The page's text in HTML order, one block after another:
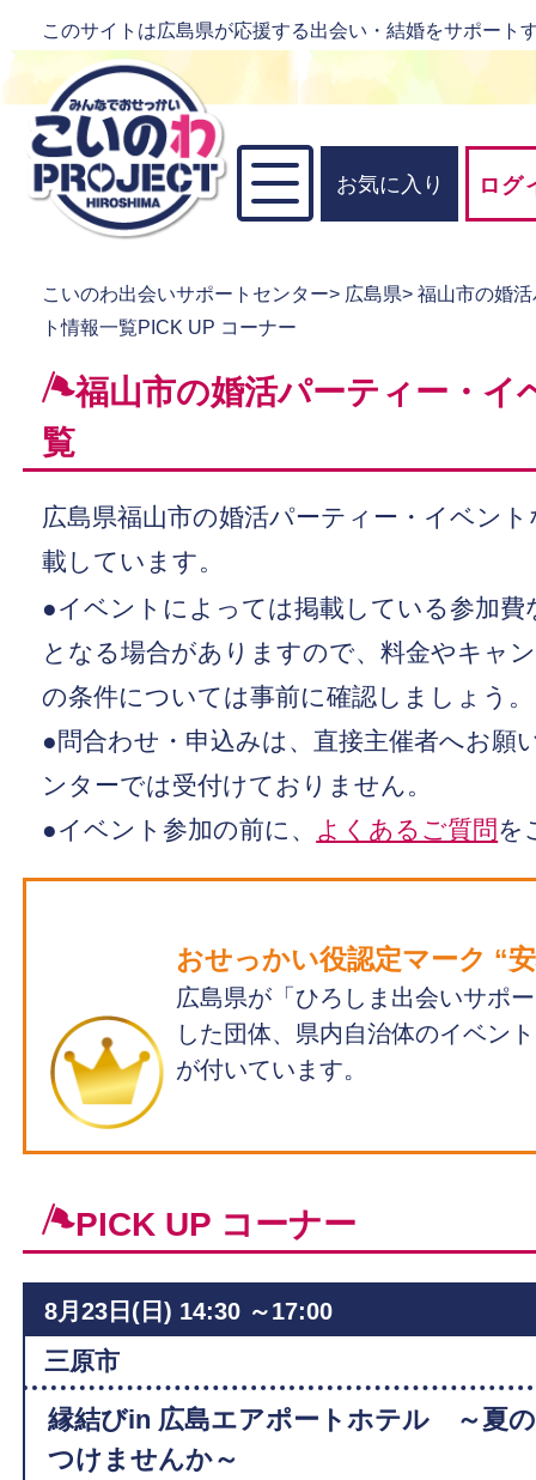
このサイトは広島県が応援する出会い・結婚をサポート
お気に入り ログ
こいのわ出会いサポートセンター> 広島県>福山市の婚
ト情報一覧PICK UP コーナー
福山市の婚活パーティー・イ
覧
広島県福山市の婚活パーティー・イベン
載しています。
●イベントによっては掲載している参加費
となる場合がありますので、料金やキャ
の条件については事前に確認しましょう。
●問合わせ・申込みは、直接主催者へお願
ンターでは受付けておりません。
●イベント参加の前に、
よくあるご質問を
おせっかい役認定マーク “
広島県が「ひろしま出会いサポ
した団体、県内自治体のイベン
が付いています。
PICK UP コーナー
8月23日(日) 14:30 ～17:00
三原市
縁結びin 広島エアポートホテル ～夏
つけませんか～